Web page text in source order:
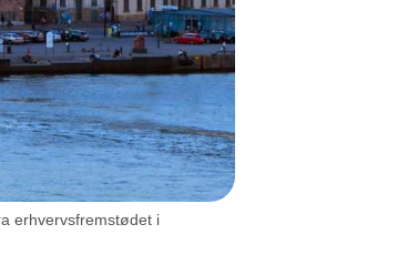
erhvervsfremstødet i